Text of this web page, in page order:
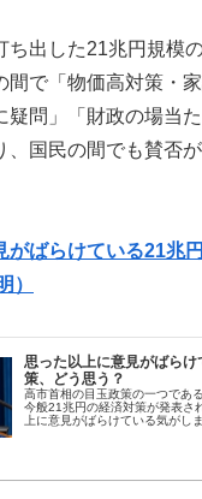
ち出した21兆円規模
間で「物価高対策・
疑問」「財政の場当
、国民の間でも賛否
がばらけている21兆
）
思った以上に意見がばら
策、どう思う？
高市首相の目玉政策の一つであ
今般21兆円の経済対策が発表さ
上に意見がばらけている気がし
えで「うちのような家にも（子